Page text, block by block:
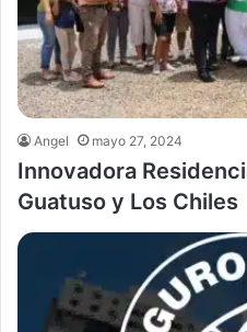
Angel mayo 27, 2024
Innovadora
Guatuso y Los Chiles